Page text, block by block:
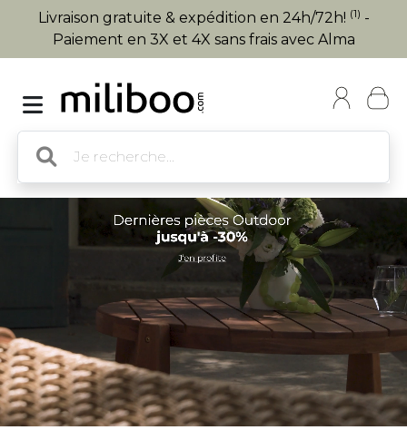
Livraison gratuite & expédition en 24h/72h! (1) -
Paiement en 3X et 4X sans frais avec Alma